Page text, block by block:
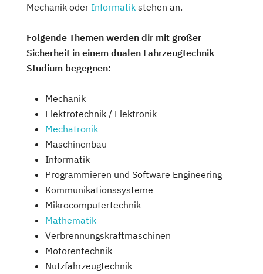
Mechanik oder Informatik stehen an.
Folgende Themen werden dir mit großer
Sicherheit in einem dualen Fahrzeugtechnik
Studium begegnen:
Mechanik
Elektrotechnik / Elektronik
Mechatronik
Maschinenbau
Informatik
Programmieren und Software Engineering
Kommunikationssysteme
Mikrocomputertechnik
Mathematik
Verbrennungskraftmaschinen
Motorentechnik
Nutzfahrzeugtechnik